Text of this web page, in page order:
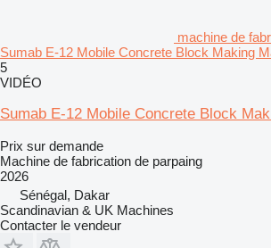
machine de
Sumab E-12 Mobile Concrete Block Making
5
VIDÉO
Sumab E-12 Mobile Concrete Block
Prix sur demande
Machine de fabrication de parpaing
2026
Sénégal, Dakar
Scandinavian & UK Machines
Contacter le vendeur